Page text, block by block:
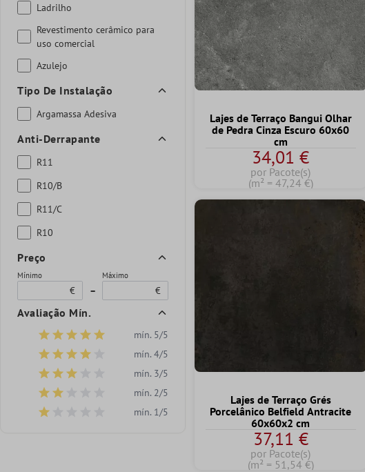
Ladrilho
Revestimento cerâmico para
uso comercial
Azulejo
Tipo De Instalação
Argamassa Adesiva
Anti-Derrapante
R11
R10/B
R11/C
R10
Preço
Mínimo
€ –
Máximo
€
Avaliação Mín.
Adicionar filtro: Classificação mínima de 5 de 5 estrelas
mín. 5/5
Adicionar filtro: Classificação mínima de 4 de 5 estrelas
mín. 4/5
Adicionar filtro: Classificação mínima de 3 de 5 estrelas
mín. 3/5
Adicionar filtro: Classificação mínima de 2 de 5 estrelas
mín. 2/5
Adicionar filtro: Classificação mínima de 1 de 5 estrelas
mín. 1/5
Lajes de Terraço Bangui Olhar
de Pedra Cinza Escuro 60x60
cm
34,01 €
por Pacote(s)
(m² = 47,24 €)
Lajes de Terraço Grés
Porcelânico Belfield Antracite
60x60x2 cm
37,11 €
por Pacote(s)
(m² = 51,54 €)